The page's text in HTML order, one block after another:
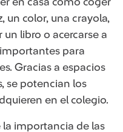
un color, una crayola,
libro o acercarse a
para
Gracias a espacios
se potencian los
en el colegio.
la importancia de las